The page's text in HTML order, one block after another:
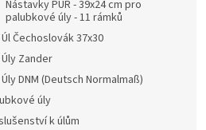
Nástavky PUR - 39x24 cm pro
palubkové úly - 11 rámků
Úl Čechoslovák 37x30
Úly Zander
Úly DNM (Deutsch Normalmaß)
úly
k úlům